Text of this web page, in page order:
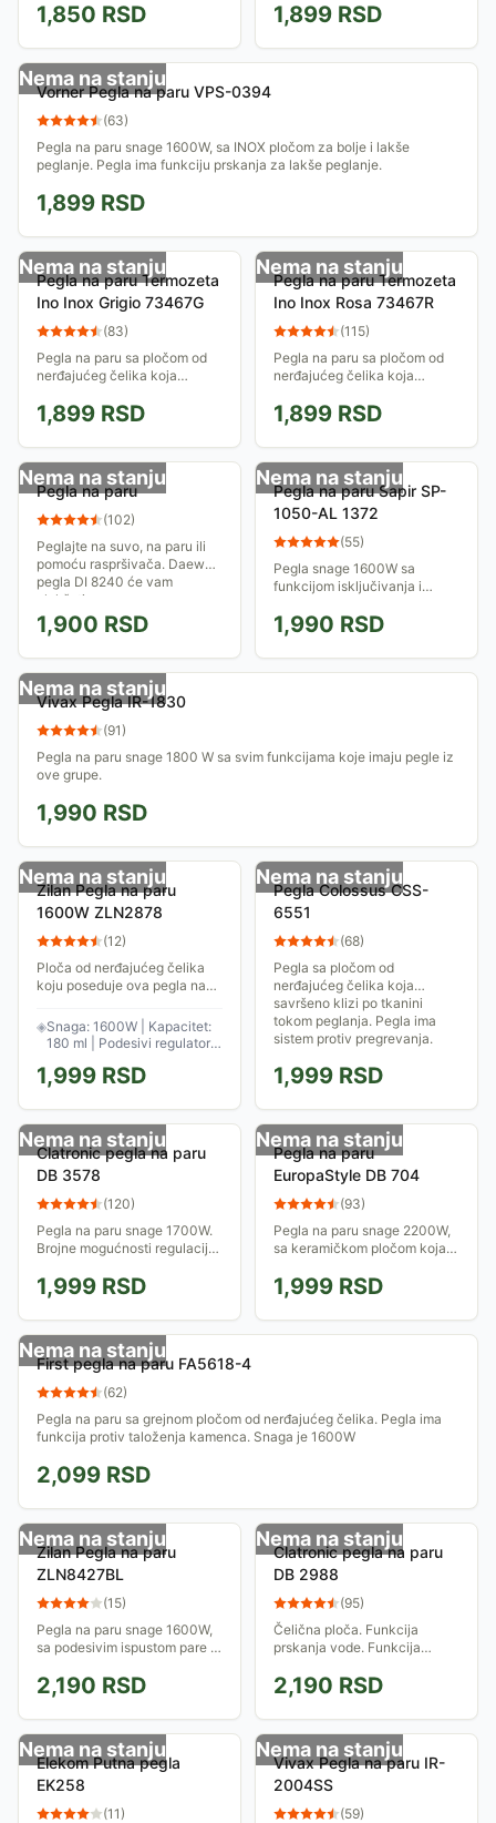
na vešalici, peglanje već
okačenih zavesa... Za sve
vrste tkanina,...
1,850 RSD
temperature čine ovu peglu
idealnom za nošenje na
putovanja.
1,899 RSD
Nema na stanju
Vorner Pegla na paru VPS-0394
(63)
Pegla na paru snage 1600W, sa INOX pločom za bolje i lakše
peglanje. Pegla ima funkciju prskanja za lakše peglanje.
1,899 RSD
Nema na stanju
Pegla na paru Termozeta
Ino Inox Grigio 73467G
(83)
Pegla na paru sa pločom od
nerđajućeg čelika koja
toplotu. Ima funkciju
ispuštanja velike količine
pare - super para, i...
1,899 RSD
Nema na stanju
Pegla na paru Termozeta
Ino Inox Rosa 73467R
(115)
Pegla na paru sa pločom od
nerđajućeg čelika koja
toplotu. Ima funkciju
ispuštanja velike količine
pare - super para, i...
1,899 RSD
Nema na stanju
Pegla na paru
(102)
Peglajte na suvo, na paru ili
pomoću raspršivača. Daewoo
pegla DI 8240 će vam
olakšati posao.
1,900 RSD
Nema na stanju
Pegla na paru Sapir SP-
1050-AL 1372
(55)
Pegla snage 1600W sa
funkcijom isključivanja i
kvalitet u kombinaciji sa
pristupčnom cenom čine ovu
peglu dobrim izborom.
1,990 RSD
Nema na stanju
Vivax Pegla IR-1830
(91)
Pegla na paru snage 1800 W sa svim funkcijama koje imaju pegle iz
ove grupe.
1,990 RSD
Nema na stanju
Zilan Pegla na paru
1600W ZLN2878
(12)
Ploča od nerđajućeg čelika
koju poseduje ova pegla na
da se toplota ravnomerno
distribuira preko čitave
površine. Peglanje uz...
◈Snaga: 1600W | Kapacitet:
180 ml | Podesivi regulator
1,999 RSD
Nema na stanju
Pegla Colossus CSS-
6551
(68)
Pegla sa pločom od
nerđajućeg čelika koja
savršeno klizi po tkanini
tokom peglanja. Pegla ima
sistem protiv pregrevanja.
1,999 RSD
Nema na stanju
Clatronic pegla na paru
DB 3578
(120)
Pegla na paru snage 1700W.
Brojne mogućnosti regulacije
peglanje prilagođeno tkanini.
1,999 RSD
Nema na stanju
Pegla na paru
EuropaStyle DB 704
(93)
Pegla na paru snage 2200W,
sa keramičkom pločom koja
vertikalni mlaz pare za
okačenu odeću. Funkcija
samočišćenja...
1,999 RSD
Nema na stanju
First pegla na paru FA5618-4
(62)
Pegla na paru sa grejnom pločom od nerđajućeg čelika. Pegla ima
funkcija protiv taloženja kamenca. Snaga je 1600W
2,099 RSD
Nema na stanju
Zilan Pegla na paru
ZLN8427BL
(15)
Pegla na paru snage 1600W,
sa podesivim ispustom pare i
peglanja. Temperatura je
podesiva tako da se mogu
peglati različiti...
2,190 RSD
Nema na stanju
Clatronic pegla na paru
DB 2988
(95)
Čelična ploča. Funkcija
prskanja vode. Funkcija
isključiti. Kontrola
temperature. Kontrola
ispuštanja pare u 3 nivoa....
2,190 RSD
Nema na stanju
Elekom Putna pegla
EK258
(11)
Nema na stanju
Vivax Pegla na paru IR-
2004SS
(59)